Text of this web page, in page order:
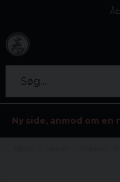
Søg...
Ny side, anmod om